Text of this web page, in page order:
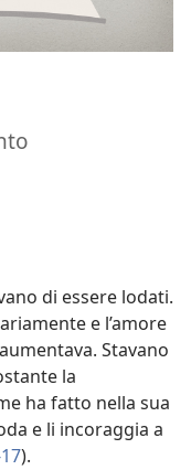
di essere lodati.
e l’amore
Stavano
la
ha fatto nella sua
e li incoraggia a
).